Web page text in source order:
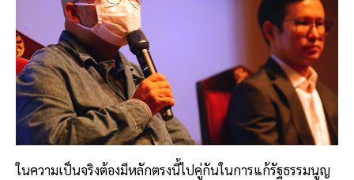
ในความเป็นจริงต้องมีหลักตรงนี้ไปคู่กันในการแก้รัฐธรรมนูญ